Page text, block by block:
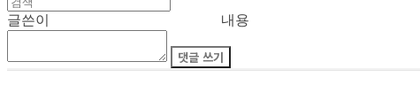
글쓴이 내용
댓글 쓰기